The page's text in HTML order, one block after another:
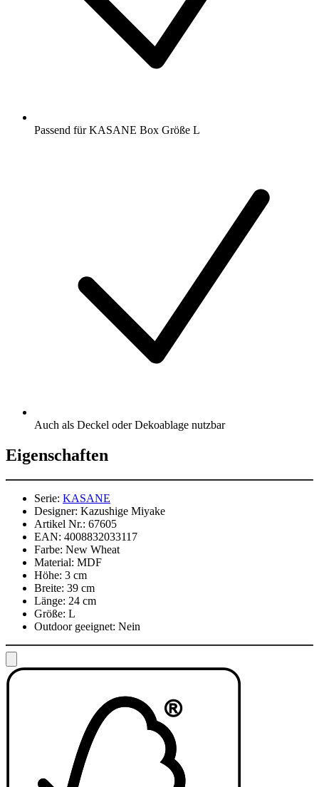
Passend für KASANE Box Größe L
Auch als Deckel oder Dekoablage nutzbar
Eigenschaften
Serie: KASANE
Designer: Kazushige Miyake
Artikel Nr.: 67605
EAN: 4008832033117
Farbe: New Wheat
Material: MDF
Höhe: 3 cm
Breite: 39 cm
Länge: 24 cm
Größe: L
Outdoor geeignet: Nein